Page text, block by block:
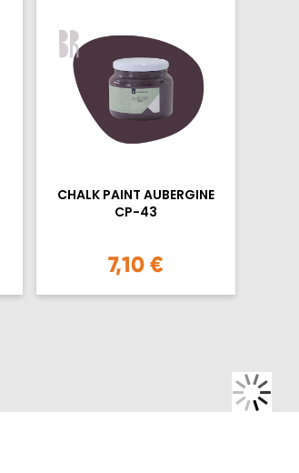
CHALK PAINT AUBERGINE
CP-43
7,10 €